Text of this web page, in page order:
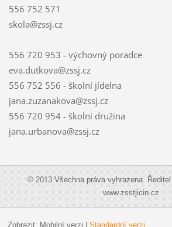
556 752 571
skola@zssj.cz
556 720 953 - výchovný poradce
eva.dutkova@zssj.cz
556 752 556 - školní jídelna
jana.zuzanakova@zssj.cz
556 720 954 - školní družina
jana.urbanova@zssj.cz
© 2013 Všechna práva vyhrazena.
www.zsstjicin.cz
Zobrazit: Mobilní verzi Standardní verzi